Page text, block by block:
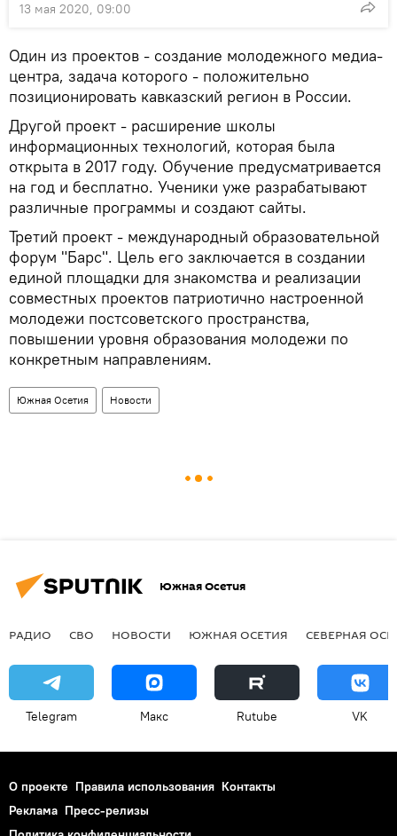
13 мая 2020, 09:00
Один из проектов - создание молодежного медиа-
центра, задача которого - положительно
позиционировать кавказский регион в России.
Другой проект - расширение школы
информационных технологий, которая была
открыта в 2017 году. Обучение предусматривается
на год и бесплатно. Ученики уже разрабатывают
различные программы и создают сайты.
Третий проект - международный образовательной
форум "Барс". Цель его заключается в создании
единой площадки для знакомства и реализации
совместных проектов патриотично настроенной
молодежи постсоветского пространства,
повышении уровня образования молодежи по
конкретным направлениям.
Южная Осетия Новости
Южная Осетия
РАДИО СВО НОВОСТИ ЮЖНАЯ ОСЕТИЯ СЕВЕРНАЯ
Telegram Макс Rutube VK
О проекте Правила использования Контакты
Реклама Пресс-релизы